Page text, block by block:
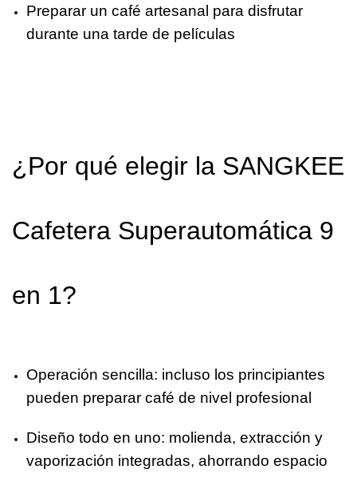
Preparar un café artesanal para disfrutar
durante una tarde de películas
¿Por qué elegir la SANGKEE
Cafetera Superautomática 9
en 1?
Operación sencilla: incluso los principiantes
pueden preparar café de nivel profesional
Diseño todo en uno: molienda, extracción y
vaporización integradas, ahorrando espacio